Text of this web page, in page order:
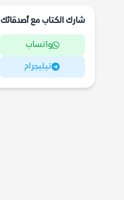
شارك الكتاب مع أصدقائك
واتساب
تيليجرام